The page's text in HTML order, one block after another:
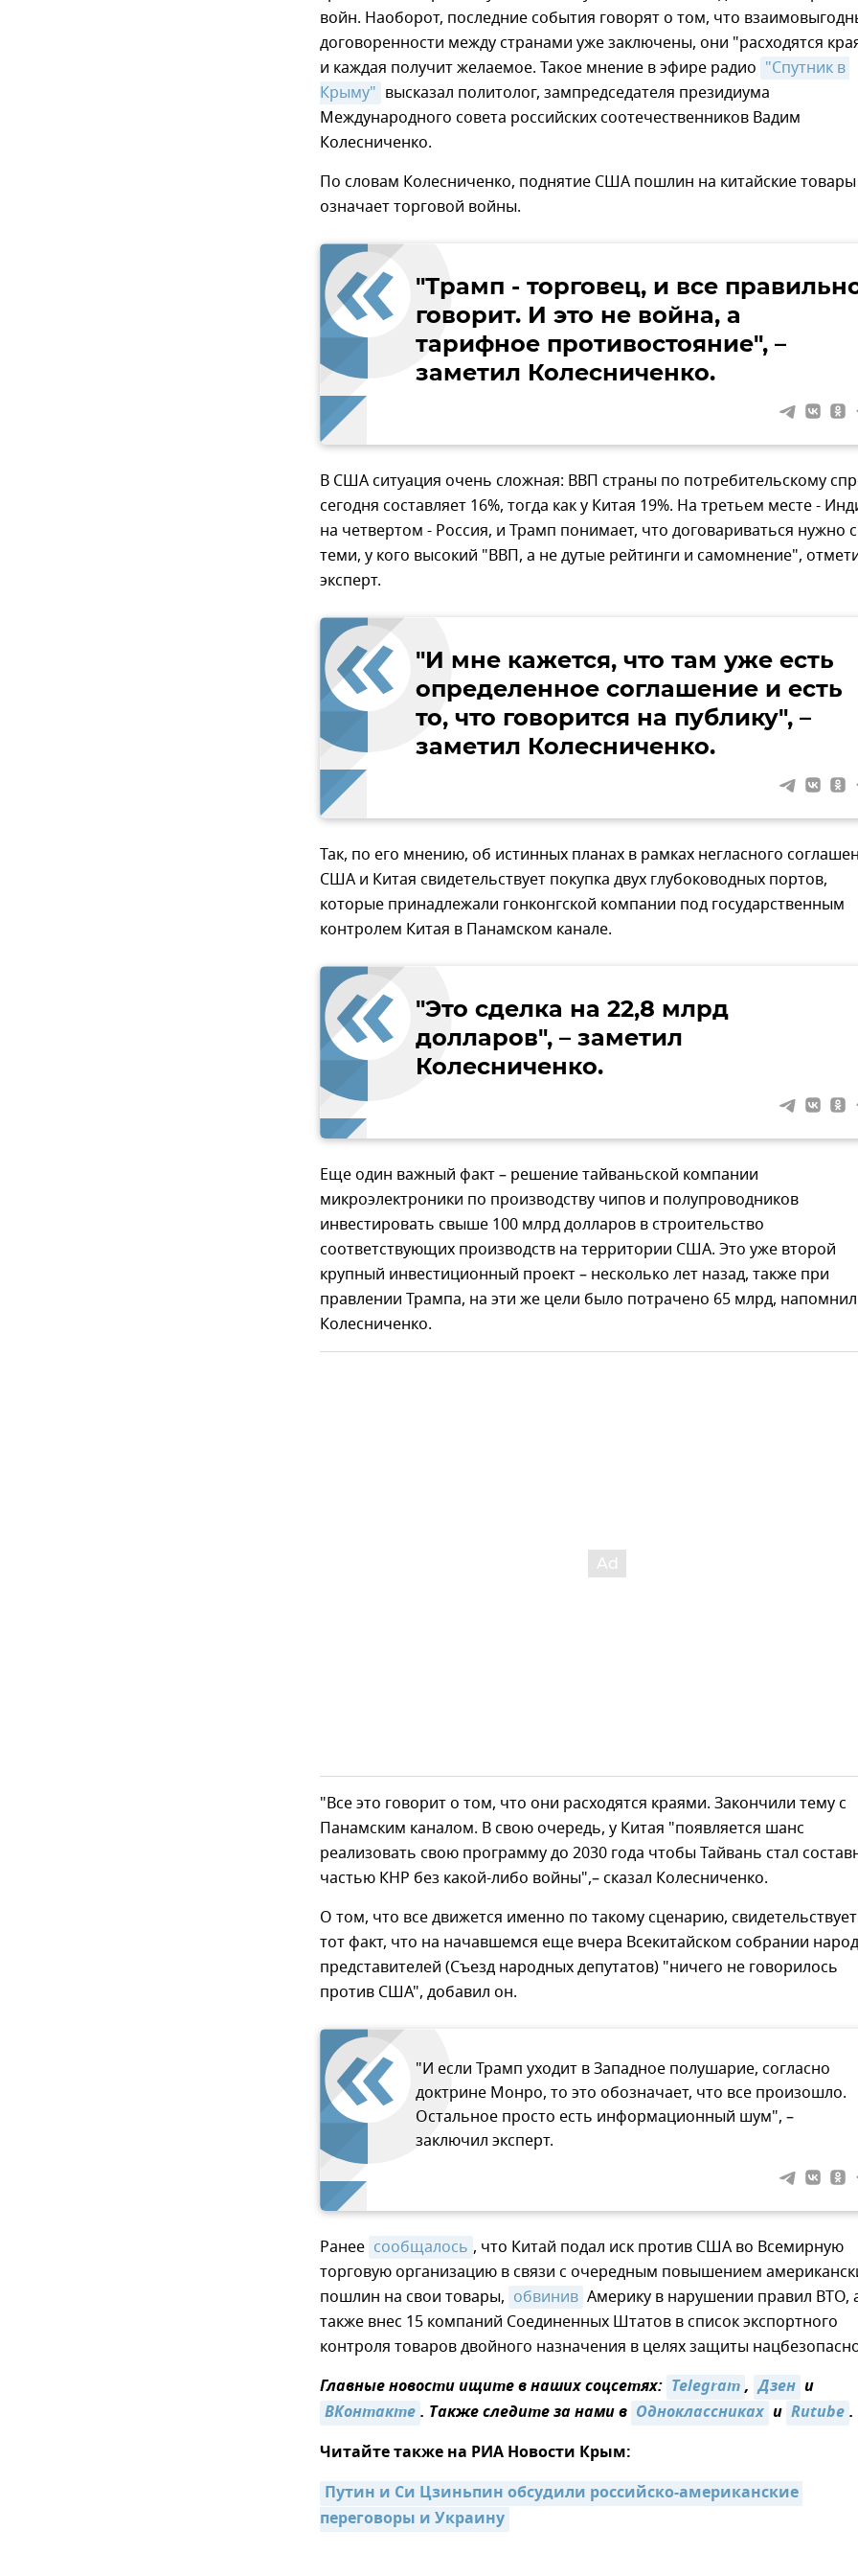
войн. Наоборот, последние события говорят о том, что
договоренности между странами уже заключены, они "расходятся
и каждая получит желаемое. Такое мнение в эфире радио "Спутник в
Крыму" высказал политолог, зампредседателя президиума
Международного совета российских соотечественников Вадим
Колесниченко.
По словам Колесниченко, поднятие США пошлин на китайские
означает торговой войны.
"Трамп - торговец, и все
говорит. И это не война, а
тарифное противостояние", –
заметил Колесниченко.
В США ситуация очень сложная: ВВП страны по потребительскому
сегодня составляет 16%, тогда как у Китая 19%. На третьем месте -
на четвертом - Россия, и Трамп понимает, что договариваться нужно с
теми, у кого высокий "ВВП, а не дутые рейтинги и самомнение",
эксперт.
"И мне кажется, что там уже есть
определенное соглашение и есть
то, что говорится на публику", –
заметил Колесниченко.
Так, по его мнению, об истинных планах в рамках негласного
США и Китая свидетельствует покупка двух глубоководных портов,
которые принадлежали гонконгской компании под государственным
контролем Китая в Панамском канале.
"Это сделка на 22,8 млрд
долларов", – заметил
Колесниченко.
Еще один важный факт – решение тайваньской компании
микроэлектроники по производству чипов и полупроводников
инвестировать свыше 100 млрд долларов в строительство
соответствующих производств на территории США. Это уже второй
крупный инвестиционный проект – несколько лет назад, также при
правлении Трампа, на эти же цели было потрачено 65 млрд, напомнил
Колесниченко.
"Все это говорит о том, что они расходятся краями. Закончили тему с
Панамским каналом. В свою очередь, у Китая "появляется шанс
реализовать свою программу до 2030 года чтобы Тайвань стал
частью КНР без какой-либо войны",– сказал Колесниченко.
О том, что все движется именно по такому сценарию,
тот факт, что на начавшемся еще вчера Всекитайском собрании
представителей (Съезд народных депутатов) "ничего не говорилось
против США", добавил он.
"И если Трамп уходит в Западное полушарие, согласно
доктрине Монро, то это обозначает, что все произошло.
Остальное просто есть информационный шум", –
заключил эксперт.
Ранее сообщалось , что Китай подал иск против США во Всемирную
торговую организацию в связи с очередным повышением
пошлин на свои товары, обвинив Америку в нарушении правил ВТО,
также внес 15 компаний Соединенных Штатов в список экспортного
контроля товаров двойного назначения в целях защиты
Главные новости ищите в наших соцсетях: Telegram, Дзен и
ВКонтакте. Также следите за нами в Одноклассниках и Rutube.
Читайте также на РИА Новости Крым:
Путин и Си Цзиньпин обсудили российско-американские
переговоры и Украину